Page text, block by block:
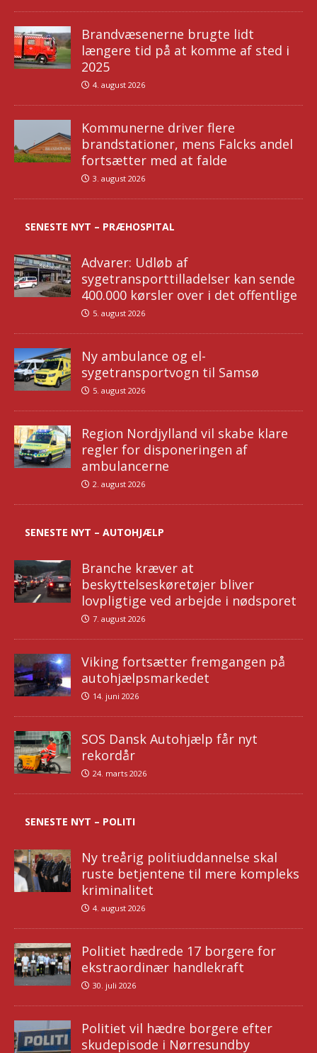
Brandvæsenerne brugte lidt
længere tid på at komme af sted i
2025
4. august 2026
Kommunerne driver flere
brandstationer, mens Falcks andel
fortsætter med at falde
3. august 2026
SENESTE NYT – PRÆHOSPITAL
Advarer: Udløb af
sygetransporttilladelser kan sende
400.000 kørsler over i det offentlige
5. august 2026
Ny ambulance og el-
sygetransportvogn til Samsø
5. august 2026
Region Nordjylland vil skabe klare
regler for disponeringen af
ambulancerne
2. august 2026
SENESTE NYT – AUTOHJÆLP
Branche kræver at
beskyttelseskøretøjer bliver
lovpligtige ved arbejde i nødsporet
7. august 2026
Viking fortsætter fremgangen på
autohjælpsmarkedet
14. juni 2026
SOS Dansk Autohjælp får nyt
rekordår
24. marts 2026
SENESTE NYT – POLITI
Ny treårig politiuddannelse skal
ruste betjentene til mere kompleks
kriminalitet
4. august 2026
Politiet hædrede 17 borgere for
ekstraordinær handlekraft
30. juli 2026
Politiet vil hædre borgere efter
skudepisode i Nørresundby